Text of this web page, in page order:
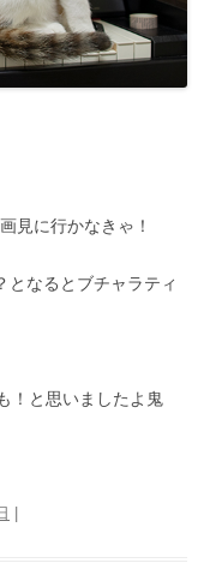
見に行かなきゃ！
となるとブチャラティ
！と思いましたよ鬼
|